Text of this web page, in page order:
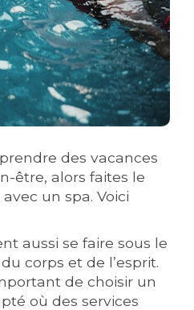
des vacances
être, alors faites le
un spa. Voici
aussi se faire sous le
corps et de l’esprit.
de choisir un
où des services